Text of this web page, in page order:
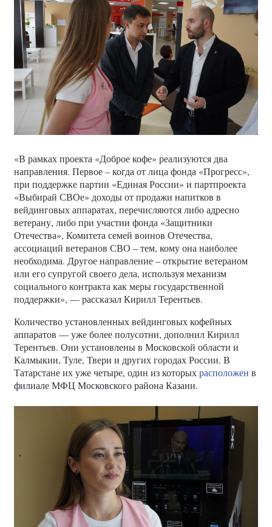
«В рамках проекта «Доброе кофе» реализуются два
направления. Первое – когда от лица фонда «Прогресс»,
при поддержке партии «Единая России» и партпроекта
«Выбирай СВОе» доходы от продажи напитков в
вейдинговых аппаратах, перечисляются либо адресно
ветерану, либо при участии фонда «Защитники
Отечества», Комитета семей воинов Отечества,
ассоциаций ветеранов СВО – тем, кому она наиболее
необходима. Другое направление – открытие ветераном
или его супругой своего дела, используя механизм
социального контракта как меры государственной
поддержки», — рассказал Кирилл Терентьев.
Количество установленных вейдинговых кофейных
аппаратов — уже более полусотни, дополнил Кирилл
Терентьев. Они установлены в Московской области и
Калмыкии, Туле, Твери и других городах России. В
Татарстане их уже четыре, один из которыхрасположен в
филиале МФЦ Московского района Казани.